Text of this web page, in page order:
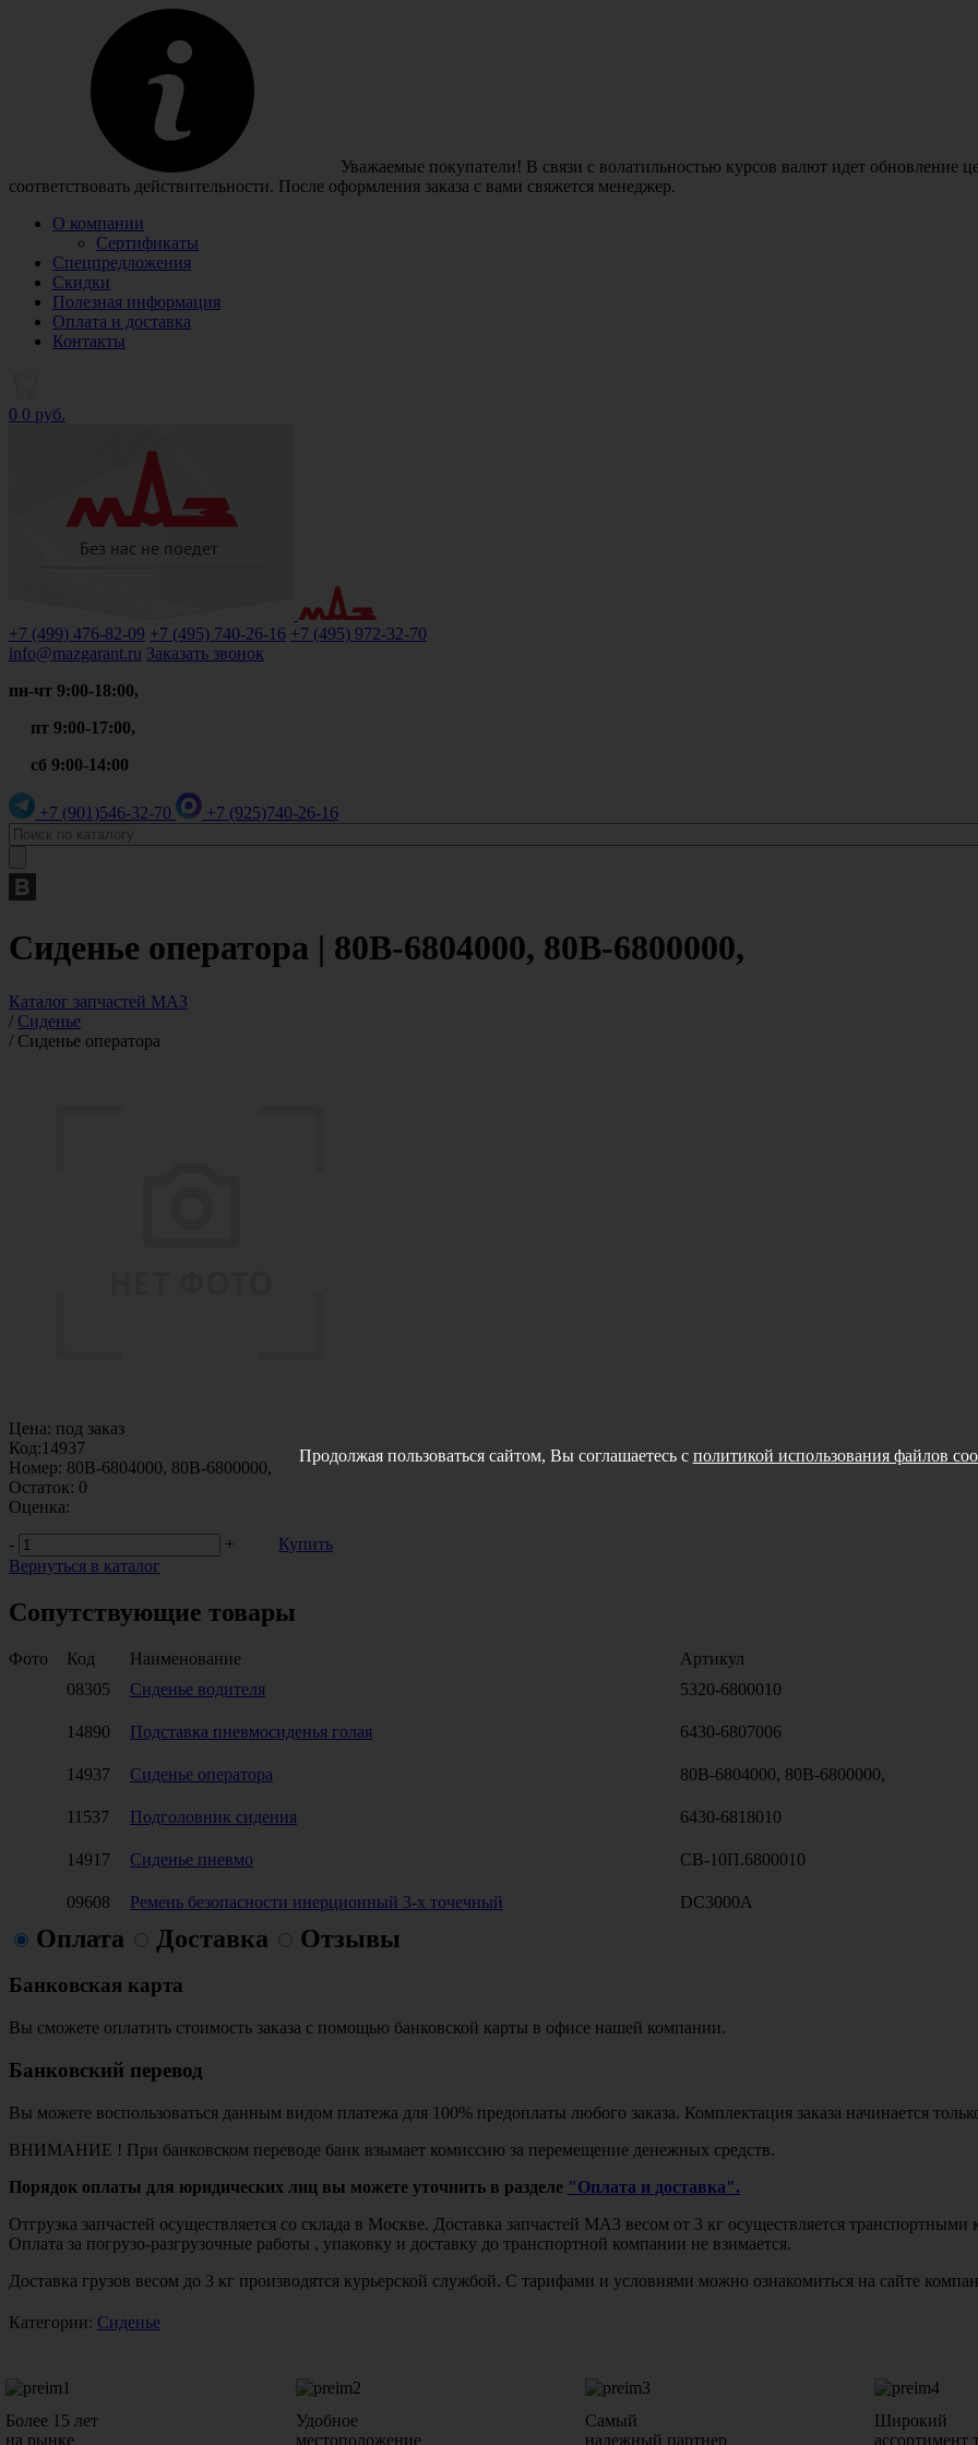
Уважаемые покупатели! В связи с волатильностью курсов валют идет обновление
соответствовать действительности. После оформления заказа с вами свяжется менеджер.
О компании
Сертификаты
Спецпредложения
Скидки
Полезная информация
Оплата и доставка
Контакты
0 0 руб.
+7 (499) 476-82-09 +7 (495) 740-26-16 +7 (495) 972-32-70
info@mazgarant.ru Заказать звонок
пн-чт 9:00-18:00,
пт 9:00-17:00,
сб 9:00-14:00
+7 (901)546-32-70 +7 (925)740-26-16
Сиденье оператора | 80В-6804000, 80В-6800000,
Каталог запчастей МАЗ
/ Сиденье
/ Сиденье оператора
Цена: под заказ
Код:14937
Номер: 80В-6804000, 80В-6800000,
Остаток: 0
Оценка:
-
+
Купить
Вернуться в каталог
Сопутствующие товары
Фото Код Наименование Артикул
08305
Сиденье водителя 5320-6800010
14890
Подставка пневмосиденья голая 6430-6807006
14937
Сиденье оператора 80В-6804000, 80В-6800000,
11537
Подголовник сидения 6430-6818010
14917
Сиденье пневмо СВ-10П.6800010
09608
Ремень безопасности инерционный 3-х точечный DC3000A
Оплата Доставка Отзывы
Банковская карта
Вы сможете оплатить стоимость заказа с помощью банковской карты в офисе нашей компании.
Банковский перевод
Вы можете воспользоваться данным видом платежа для 100% предоплаты любого заказа. Комплектация заказа начинается
ВНИМАНИЕ ! При банковском переводе банк взымает комиссию за перемещение денежных средств.
Порядок оплаты для юридических лиц вы можете уточнить в разделе "Оплата и доставка".
Отгрузка запчастей осуществляется со склада в Москве. Доставка запчастей МАЗ весом от 3 кг осуществляется
Оплата за погрузо-разгрузочные работы , упаковку и доставку до транспортной компании не взимается.
Доставка грузов весом до 3 кг производятся курьерской службой. С тарифами и условиями можно ознакомиться на сайте
Категории: Сиденье
Более 15 лет
на рынке
Удобное
местоположение
Самый
надежный партнер
Широкий
ассортимент
Продолжая пользоваться сайтом, Вы соглашаетесь с политикой использования файлов